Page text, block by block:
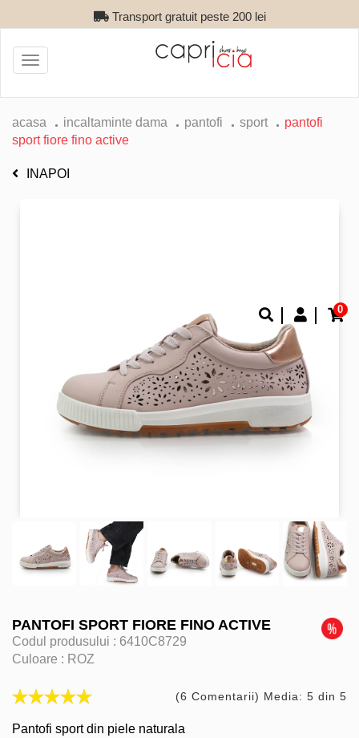
Transport gratuit peste 200 lei
0
Toggle
navigation
acasa incaltaminte dama pantofi sport
pantofi
sport fiore fino active
INAPOI
PANTOFI SPORT FIORE FINO ACTIVE
Codul produsului : 6410C8729
Culoare : ROZ
(6 Comentarii) Media: 5 din 5
Pantofi sport din piele naturala